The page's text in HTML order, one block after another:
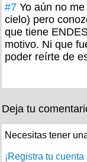
#7 Yo aún no
cielo) pero
que tiene
motivo. Ni que
poder reírte de
Deja tu
Necesitas tener
¡Registra tu cuenta